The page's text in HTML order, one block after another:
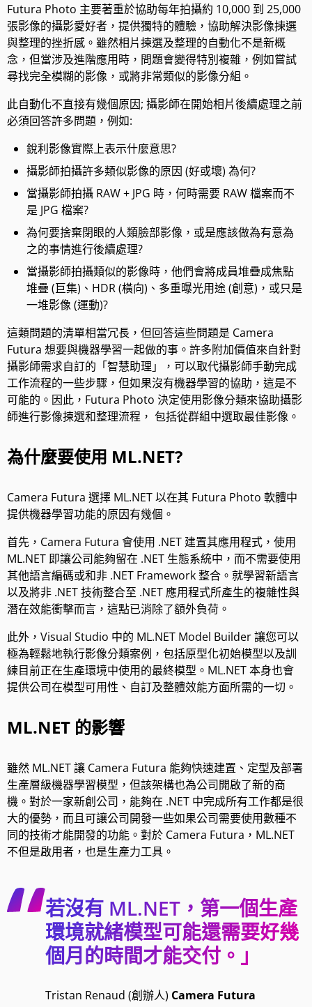
Futura Photo 主要著重於協助每年拍攝約 10,000 到 25,000
張影像的攝影愛好者，提供獨特的體驗，協助解決影像揀選
與整理的挫折感。雖然相片揀選及整理的自動化不是新概
念，但當涉及進階應用時，問題會變得特別複雜，例如嘗試
尋找完全模糊的影像，或將非常類似的影像分組。
此自動化不直接有幾個原因; 攝影師在開始相片後續處理之前
必須回答許多問題，例如:
銳利影像實際上表示什麼意思?
攝影師拍攝許多類似影像的原因 (好或壞) 為何?
當攝影師拍攝 RAW + JPG 時，何時需要 RAW 檔案而不
是 JPG 檔案?
為何要捨棄閉眼的人類臉部影像，或是應該做為有意為
之的事情進行後續處理?
當攝影師拍攝類似的影像時，他們會將成員堆疊成焦點
堆疊 (巨集)、HDR (橫向)、多重曝光用途 (創意)，或只是
一堆影像 (運動)?
這類問題的清單相當冗長，但回答這些問題是 Camera
Futura 想要與機器學習一起做的事。許多附加價值來自針對
攝影師需求自訂的「智慧助理」，可以取代攝影師手動完成
工作流程的一些步驟，但如果沒有機器學習的協助，這是不
可能的。因此，Futura Photo 決定使用影像分類來協助攝影
師進行影像揀選和整理流程， 包括從群組中選取最佳影像。
為什麼要使用 ML.NET?
Camera Futura 選擇 ML.NET 以在其 Futura Photo 軟體中
提供機器學習功能的原因有幾個。
首先，Camera Futura 會使用 .NET 建置其應用程式，使用
ML.NET 即讓公司能夠留在 .NET 生態系統中，而不需要使用
其他語言編碼或和非 .NET Framework 整合。就學習新語言
以及將非 .NET 技術整合至 .NET 應用程式所產生的複雜性與
潛在效能衝擊而言，這點已消除了額外負荷。
此外，Visual Studio 中的 ML.NET Model Builder 讓您可以
極為輕鬆地執行影像分類案例，包括原型化初始模型以及訓
練目前正在生產環境中使用的最終模型。ML.NET 本身也會
提供公司在模型可用性、自訂及整體效能方面所需的一切。
ML.NET 的影響
雖然 ML.NET 讓 Camera Futura 能夠快速建置、定型及部署
生產層級機器學習模型，但該架構也為公司開啟了新的商
機。對於一家新創公司，能夠在 .NET 中完成所有工作都是很
大的優勢，而且可讓公司開發一些如果公司需要使用數種不
同的技術才能開發的功能。對於 Camera Futura，ML.NET
不但是啟用者，也是生產力工具。
若沒有 ML.NET，第一個生產
環境就緒模型可能還需要好幾
個月的時間才能交付。」
Tristan Renaud (創辦人) Camera Futura